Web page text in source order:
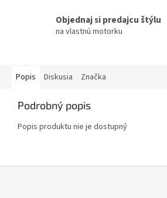
Objednaj si predajcu štýlu
na vlastnú motorku
Popis Diskusia Značka
Podrobný popis
Popis produktu nie je dostupný